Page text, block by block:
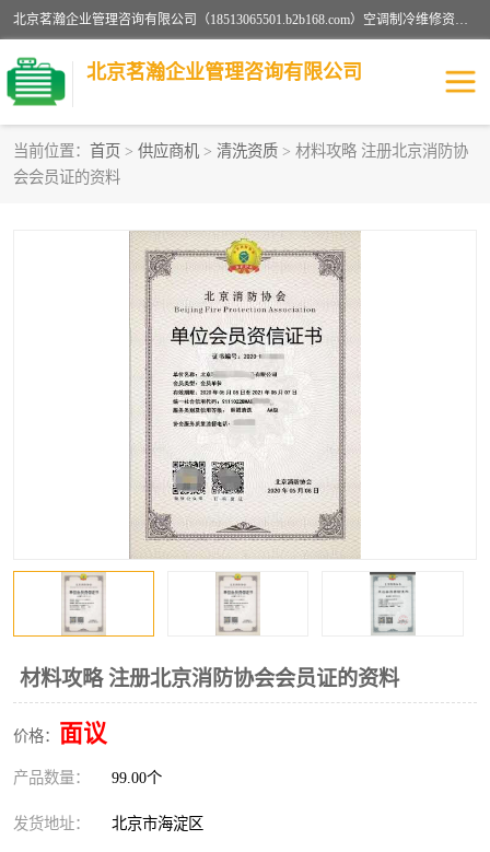
北京茗瀚企业管理咨询有限公司（18513065501.b2b168.com）空调制冷维修资质,油烟管道清洗资质,清洗行业资质公司秉承“顾客至上，锐意进缺的经营理念，我们提供高质量的产品，坚持“客户”的原则为广大客户提供贴心服务。如果你对公司的产品感兴趣，可以联系高经理，我们会用好的产品和服务让您满意。
北京茗瀚企业管理咨询有限公司
当前位置： 首页 > 供应商机 > 清洗资质 > 材料攻略 注册北京消防协
会会员证的资料
材料攻略 注册北京消防协会会员证的资料
价格： 面议
产品数量： 99.00个
发货地址： 北京市海淀区
烟道清洗资质
认证服务
防爆电气维修安装资质 空调制冷维修安装资质
矿用设备检修资质